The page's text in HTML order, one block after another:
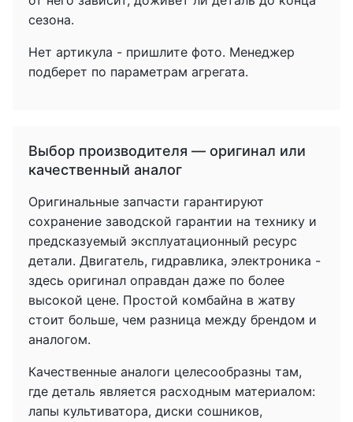
сезона.
Нет артикула - пришлите фото. Менеджер
подберет по параметрам агрегата.
Выбор производителя — оригинал или
качественный аналог
Оригинальные запчасти гарантируют
сохранение заводской гарантии на технику и
предсказуемый эксплуатационный ресурс
детали. Двигатель, гидравлика, электроника -
здесь оригинал оправдан даже по более
высокой цене. Простой комбайна в жатву
стоит больше, чем разница между брендом и
аналогом.
Качественные аналоги целесообразны там,
где деталь является расходным материалом:
лапы культиватора, диски сошников,